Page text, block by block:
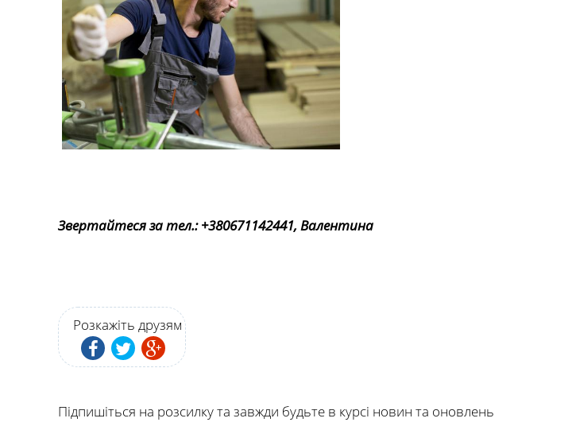
Звертайтеся за тел.: +380671142441, Валентина
Розкажіть друзям
Підпишіться на розсилку та завжди будьте в курсі новин та оновлень